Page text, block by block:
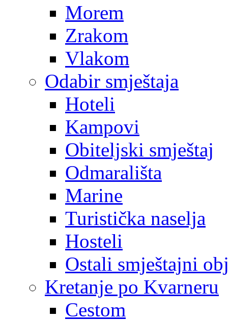
Morem
Zrakom
Vlakom
Odabir smještaja
Hoteli
Kampovi
Obiteljski smještaj
Odmarališta
Marine
Turistička naselja
Hosteli
Ostali smještajni
Kretanje po Kvarneru
Cestom